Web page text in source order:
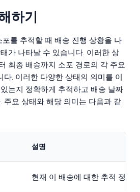
하기
를 추적할 때 배송 진행 상황을 나
가 나타날 수 있습니다. 이러한 상
최종 배송까지 소포 경로의 각 주요
다. 이러한 다양한 상태의 의미를 이
는지 정확하게 추적하고 배송 날짜
주요 상태와 해당 의미는 다음과 같
설명
현재 이 배송에 대한 추적 정보